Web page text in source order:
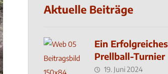
Aktuelle Beiträge
Ein Erfolgreiches
Prellball-Turnier
19. Juni 2024